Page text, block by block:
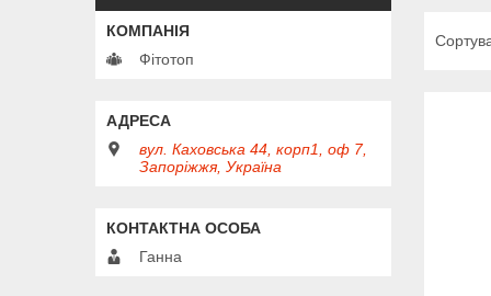
Фітотоп
вул. Каховська 44, корп1, оф 7,
Запоріжжя, Україна
Ганна